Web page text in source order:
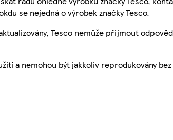
se nejedná o výrobek značky Tesco.
Tesco nemůže přijmout
a nemohou být jakkoliv reprodukovány